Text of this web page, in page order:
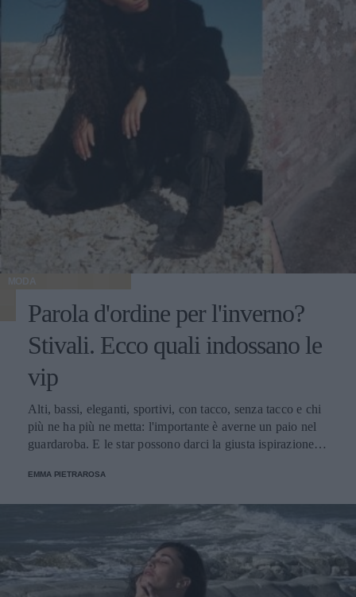
MODA
Parola d'ordine per l'inverno?
Stivali. Ecco quali indossano le
vip
Alti, bassi, eleganti, sportivi, con tacco, senza tacco e chi
più ne ha più ne metta: l'importante è averne un paio nel
guardaroba. E le star possono darci la giusta ispirazione
EMMA PIETRAROSA